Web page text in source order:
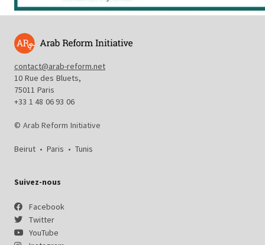
contact@arab-reform.net
10 Rue des Bluets,
75011 Paris
+33 1 48 06 93 06
© Arab Reform Initiative
Beirut • Paris • Tunis
Suivez-nous
Facebook
Twitter
YouTube